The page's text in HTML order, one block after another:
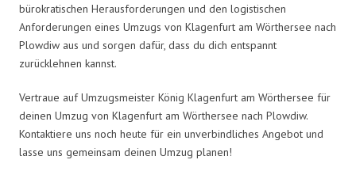
bürokratischen Herausforderungen und den logistischen
Anforderungen eines Umzugs von Klagenfurt am Wörthersee nach
Plowdiw aus und sorgen dafür, dass du dich entspannt
zurücklehnen kannst.
Vertraue auf Umzugsmeister König Klagenfurt am Wörthersee für
deinen Umzug von Klagenfurt am Wörthersee nach Plowdiw.
Kontaktiere uns noch heute für ein unverbindliches Angebot und
lasse uns gemeinsam deinen Umzug planen!